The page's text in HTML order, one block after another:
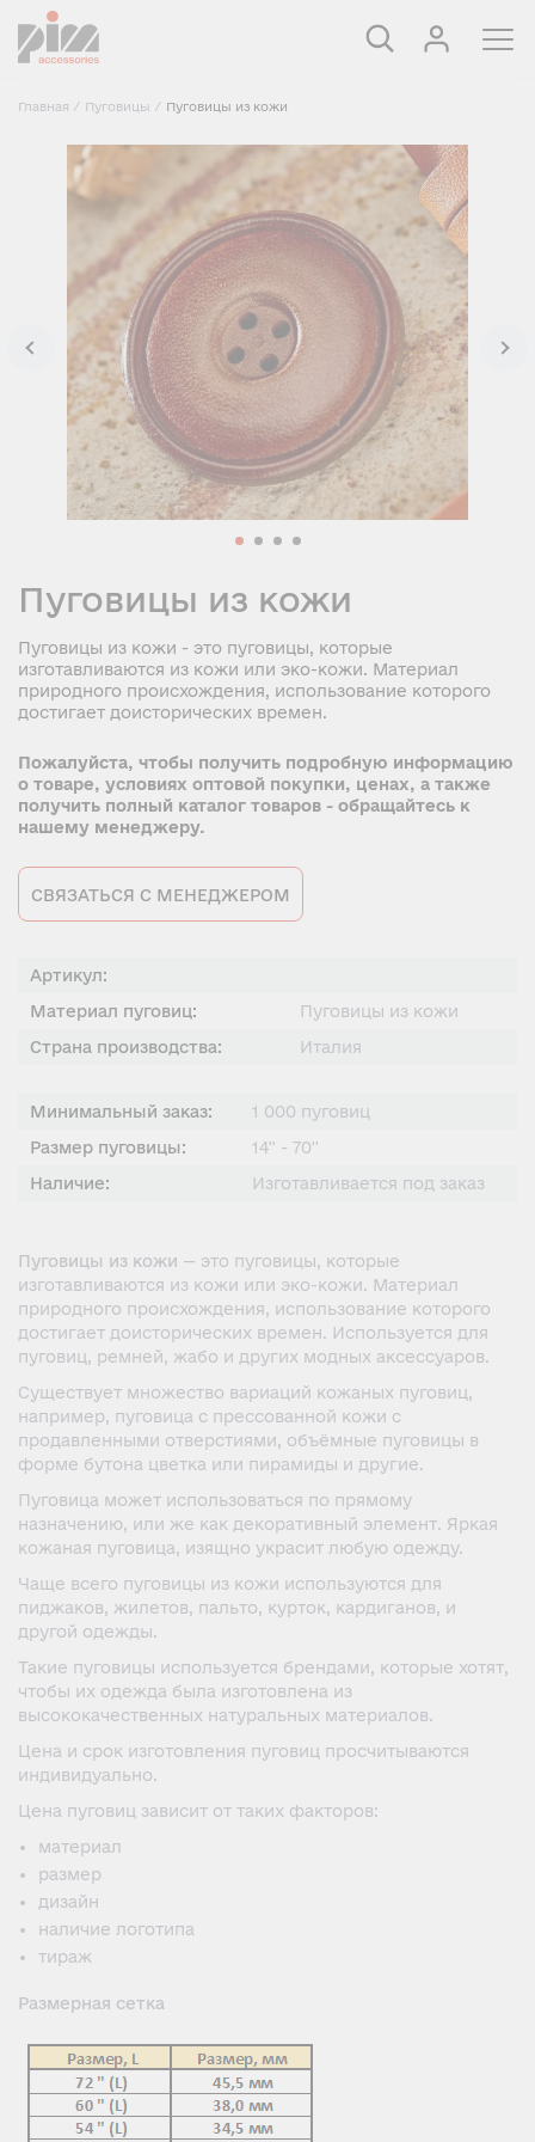
Главная / Пуговицы / Пуговицы из кожи
Пуговицы из кожи
Пуговицы из кожи - это пуговицы, которые
изготавливаются из кожи или эко-кожи. Материал
природного происхождения, использование которого
достигает доисторических времен.
Пожалуйста, чтобы получить подробную информацию
о товаре, условиях оптовой покупки, ценах, а также
получить полный каталог товаров - обращайтесь к
нашему менеджеру.
СВЯЗАТЬСЯ С МЕНЕДЖЕРОМ
Артикул:
Материал пуговиц:
Пуговицы из кожи
Страна производства:
Италия
Минимальный заказ:
1 000 пуговиц
Размер пуговицы:
14'' - 70''
Наличие:
Изготавливается под заказ
Пуговицы из кожи — это пуговицы, которые
изготавливаются из кожи или эко-кожи. Материал
природного происхождения, использование которого
достигает доисторических времен. Используется для
пуговиц, ремней, жабо и других модных аксессуаров.
Существует множество вариаций кожаных пуговиц,
например, пуговица с прессованной кожи с
продавленными отверстиями, объёмные пуговицы в
форме бутона цветка или пирамиды и другие.
Пуговица может использоваться по прямому
назначению, или же как декоративный элемент. Яркая
кожаная пуговица, изящно украсит любую одежду.
Чаще всего пуговицы из кожи используются для
пиджаков, жилетов, пальто, курток, кардиганов, и
другой одежды.
Такие пуговицы используется брендами, которые хотят,
чтобы их одежда была изготовлена ​​из
высококачественных натуральных материалов.
Цена и срок изготовления пуговиц просчитываются
индивидуально.
Цена пуговиц зависит от таких факторов:
материал
размер
дизайн
наличие логотипа
тираж
Размерная сетка